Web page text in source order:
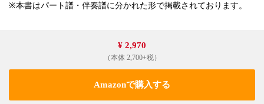
※本書はパート譜・伴奏譜に分かれた形で掲載されております。
¥ 2,970
（本体 2,700+税）
Amazonで購入する